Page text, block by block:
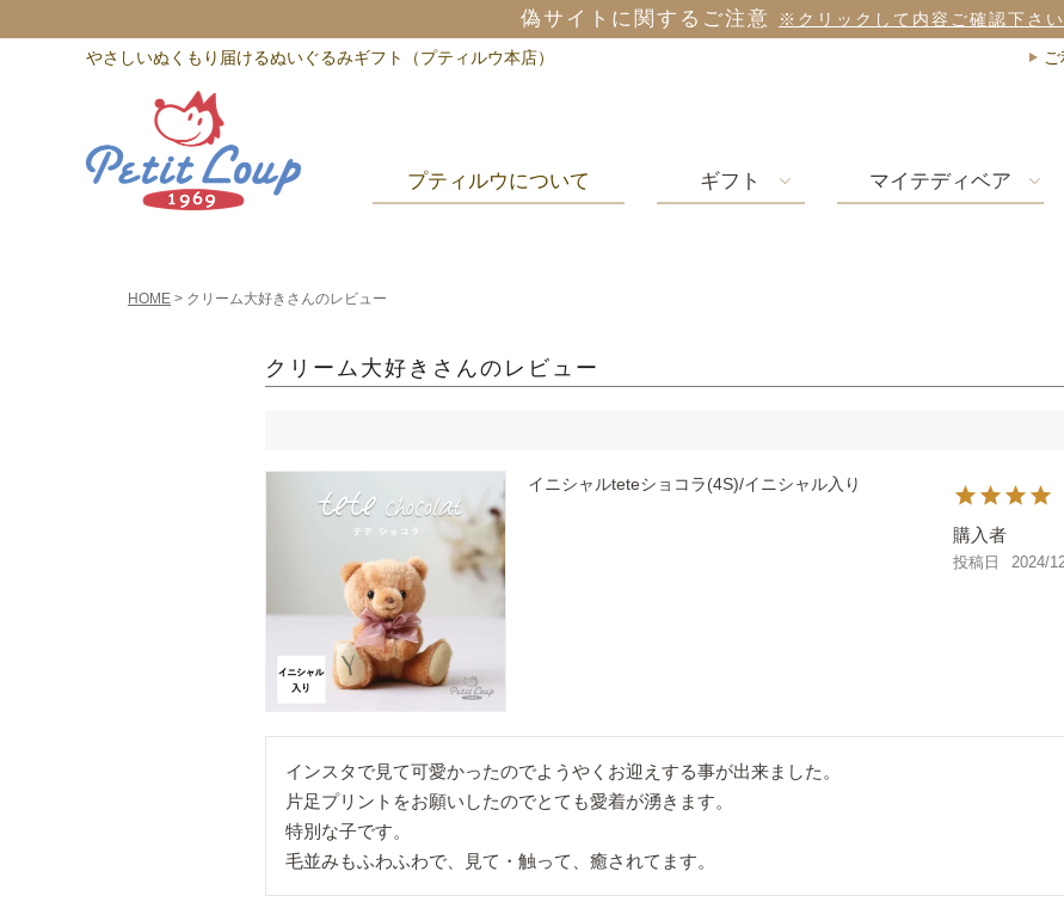
偽サイトに関するご注意 ※クリックして内容ご確認下さい
やさしいぬくもり届けるぬいぐるみギフト（プティルウ本店）
プティルウについて ギフト マイテディベア
HOME クリーム大好きさんのレビュー
クリーム大好きさんのレビュー
イニシャルteteショコラ(4S)/イニシャル入り
購入者
投稿日 2024/
インスタで見て可愛かったのでようやくお迎えする事が出来ました。
片足プリントをお願いしたのでとても愛着が湧きます。
特別な子です。
毛並みもふわふわで、見て・触って、癒されてます。